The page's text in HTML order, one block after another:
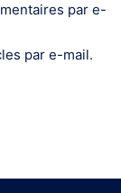
par e-
par e-mail.